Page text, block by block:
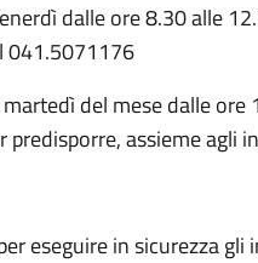
dalle ore 8.30 alle
041.5071176
del mese dalle
predisporre, assieme agli
eseguire in sicurezza gli